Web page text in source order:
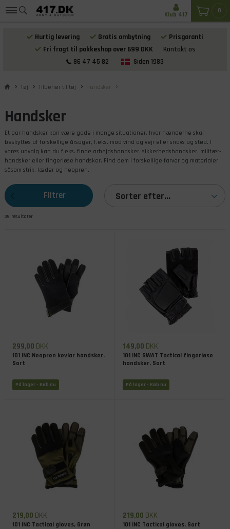
Hurtig levering Gratis ombytning
Prisgaranti
Fri fragt til pakkeshop over 699 DKK
Kontakt os
86 47 45 82
Siden 1983
0
Klub 417
Tøj Tilbehør til tøj Handsker
Handsker
Et par handsker kan være gode i mange situationer, hvor hænderne skal
beskyttes af forskellige årsager, f.eks. mod vind og vejr eller snavs og stød. I
vores udvalg kan du f.eks. finde arbejdshandsker, sikkerhedshandsker, militær-
handsker eller fingerløse handsker. Find dem i forskellige farver og materialer
såsom strik, læder og neopren.
Filtrer
produkterne
Sorter efter...
39 resultater
299,00 DKK
101 INC Neopren kevlar handsker,
Sort
På lager - Køb nu
149,00 DKK
101 INC SWAT Tactical fingerløse
handsker, Sort
På lager - Køb nu
219,00 DKK
101 INC Tactical gloves, Grøn
219,00 DKK
101 INC Tactical gloves, Sort